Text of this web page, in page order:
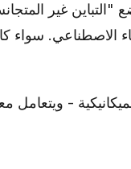
"التباين غير
الاصطناعي. سواء
- ويتعامل